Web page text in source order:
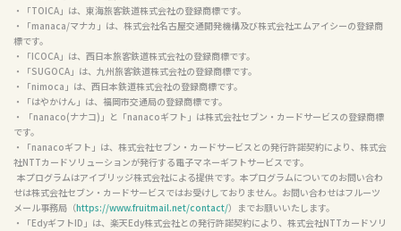
より、株式会社NTTカードソリューションが発行するサービスです。
・「Kitaca」は、北海道旅客鉄道株式会社の登録商標です。
・「Suica」は、東日本旅客鉄道株式会社の登録商標です。
・「PASMO」は、株式会社パスモの登録商標です。
・「TOICA」は、東海旅客鉄道株式会社の登録商標です。
・「manaca/マナカ」は、株式会社名古屋交通開発機構及び株式会社エムアイシーの登録商
標です。
・「ICOCA」は、西日本旅客鉄道株式会社の登録商標です。
・「SUGOCA」は、九州旅客鉄道株式会社の登録商標です。
・「nimoca」は、西日本鉄道株式会社の登録商標です。
・「はやかけん」は、福岡市交通局の登録商標です。
・ 「nanaco(ナナコ)」と「nanacoギフト」は株式会社セブン・カードサービスの登録商標
です。
・「nanacoギフト」は、株式会社セブン・カードサービスとの発行許諾契約により、株式会
社NTTカードソリューションが発行する電子マネーギフトサービスです。